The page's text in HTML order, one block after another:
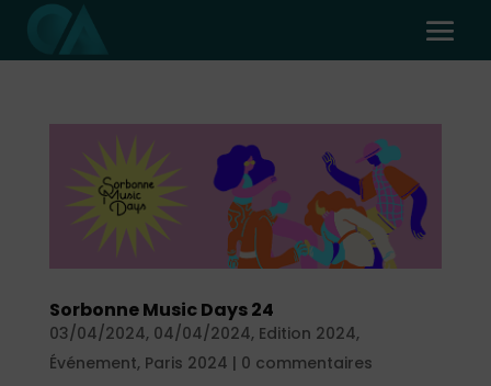
Sorbonne Music Days 24
03/04/2024, 04/04/2024, Edition 2024,
Événement, Paris 2024 | 0 commentaires